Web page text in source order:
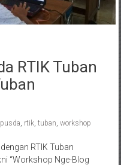
RTIK Tuban
rtik, tuban workshop
RTIK Tuban
“Workshop Nge-Blog